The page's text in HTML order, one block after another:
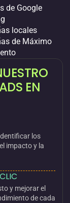
de Google
locales
de Máximo
EN
los
impacto y la
y mejorar el
de cada